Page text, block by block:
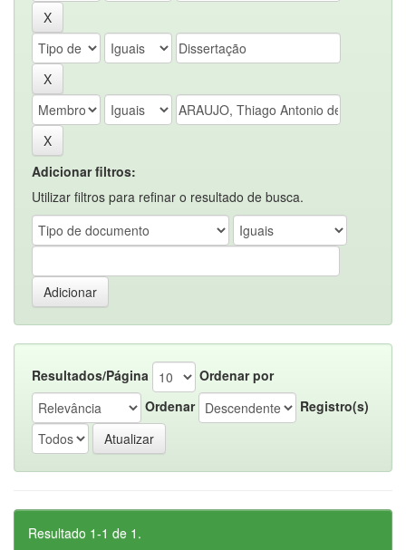
Adicionar filtros:
Utilizar filtros para refinar o resultado de busca.
Resultados/Página
Ordenar por
Ordenar
Registro(s)
Resultado 1-1 de 1.